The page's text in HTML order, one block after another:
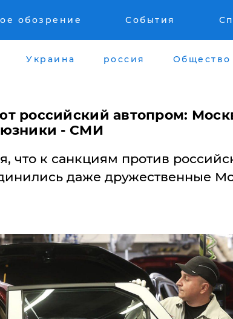
обозрение События
Украина россия Общество
российский автопром:
- СМИ
что к санкциям против
даже дружественные